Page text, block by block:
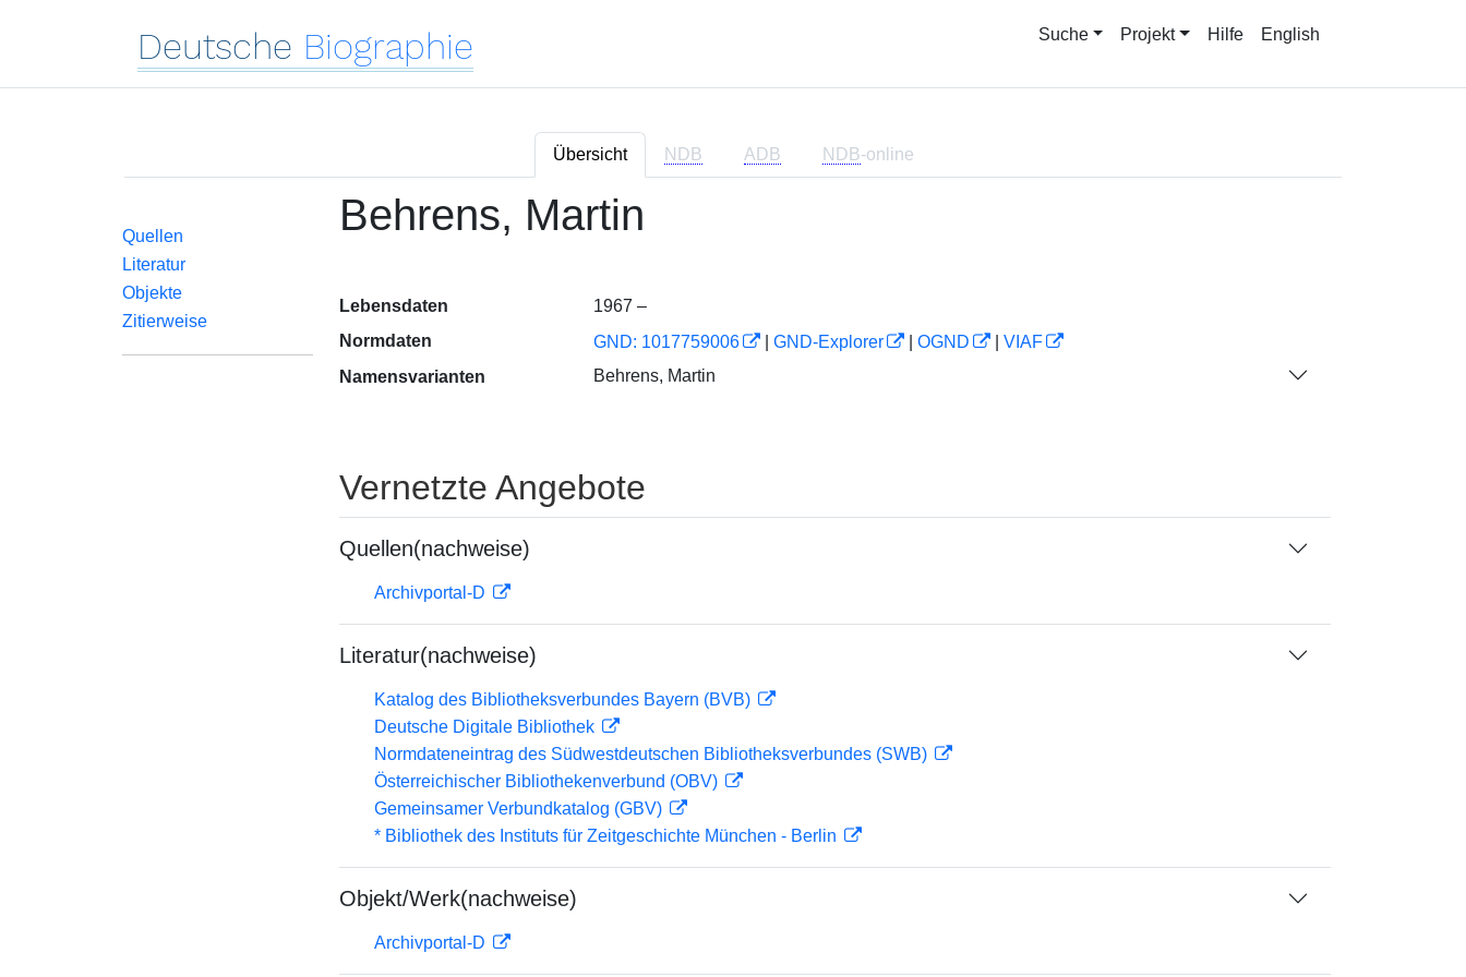
Deutsche Biographie Suche Projekt Hilfe English
Übersicht NDB ADB NDB-online
Quellen
Literatur
Objekte
Zitierweise
Behrens, Martin
Lebensdaten
1967 –
Normdaten
GND: 1017759006 GND-Explorer OGND
VIAF
Namensvarianten
Behrens, Martin
Vernetzte Angebote
Quellen(nachweise)
Archivportal-D
Literatur(nachweise)
Katalog des Bibliotheksverbundes Bayern (BVB)
Deutsche Digitale Bibliothek
Normdateneintrag des Südwestdeutschen Bibliotheksverbundes (SWB)
Österreichischer Bibliothekenverbund (OBV)
Gemeinsamer Verbundkatalog (GBV)
* Bibliothek des Instituts für Zeitgeschichte München - Berlin
Objekt/Werk(nachweise)
Archivportal-D